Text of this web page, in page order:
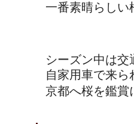
一番素晴らしい
シーズン中は
自家用車で来
京都へ桜を鑑賞